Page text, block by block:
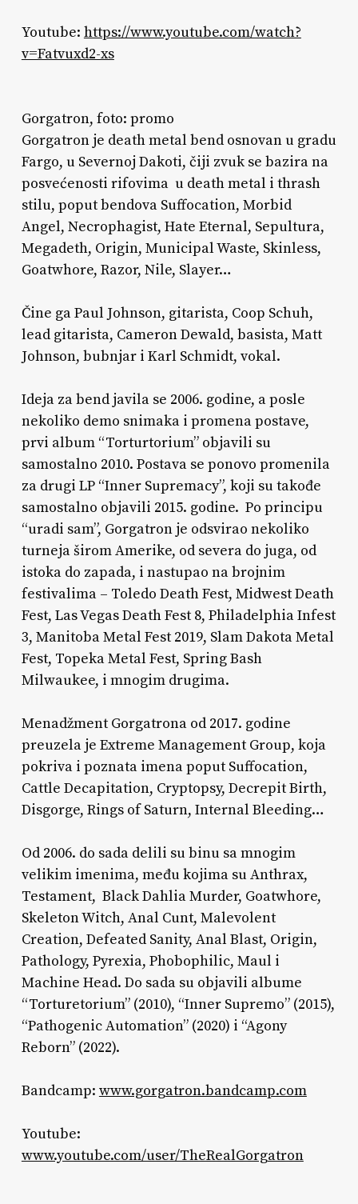
Youtube: https://www.youtube.com/watch?
v=Fatvuxd2-xs
Gorgatron, foto: promo
Gorgatron je death metal bend osnovan u gradu
Fargo, u Severnoj Dakoti, čiji zvuk se bazira na
posvećenosti rifovima u death metal i thrash
stilu, poput bendova Suffocation, Morbid
Angel, Necrophagist, Hate Eternal, Sepultura,
Megadeth, Origin, Municipal Waste, Skinless,
Goatwhore, Razor, Nile, Slayer…
Čine ga Paul Johnson, gitarista, Coop Schuh,
lead gitarista, Cameron Dewald, basista, Matt
Johnson, bubnjar i Karl Schmidt, vokal.
Ideja za bend javila se 2006. godine, a posle
nekoliko demo snimaka i promena postave,
prvi album “Torturtorium” objavili su
samostalno 2010. Postava se ponovo promenila
za drugi LP “Inner Supremacy”, koji su takođe
samostalno objavili 2015. godine. Po principu
“uradi sam”, Gorgatron je odsvirao nekoliko
turneja širom Amerike, od severa do juga, od
istoka do zapada, i nastupao na brojnim
festivalima – Toledo Death Fest, Midwest Death
Fest, Las Vegas Death Fest 8, Philadelphia Infest
3, Manitoba Metal Fest 2019, Slam Dakota Metal
Fest, Topeka Metal Fest, Spring Bash
Milwaukee, i mnogim drugima.
Menadžment Gorgatrona od 2017. godine
preuzela je Extreme Management Group, koja
pokriva i poznata imena poput Suffocation,
Cattle Decapitation, Cryptopsy, Decrepit Birth,
Disgorge, Rings of Saturn, Internal Bleeding…
Od 2006. do sada delili su binu sa mnogim
velikim imenima, među kojima su Anthrax,
Testament, Black Dahlia Murder, Goatwhore,
Skeleton Witch, Anal Cunt, Malevolent
Creation, Defeated Sanity, Anal Blast, Origin,
Pathology, Pyrexia, Phobophilic, Maul i
Machine Head. Do sada su objavili albume
“Torturetorium” (2010), “Inner Supremo” (2015),
“Pathogenic Automation” (2020) i “Agony
Reborn” (2022).
Bandcamp: www.gorgatron.bandcamp.com
Youtube:
www.youtube.com/user/TheRealGorgatron